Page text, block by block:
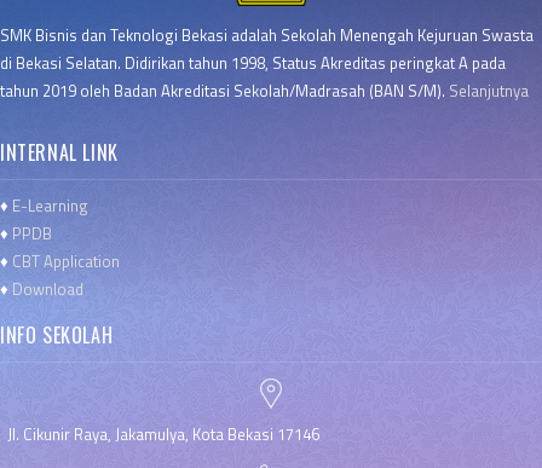
SMK Bisnis dan Teknologi Bekasi adalah Sekolah Menengah Kejuruan Swasta
di Bekasi Selatan. Didirikan tahun 1998, Status Akreditas peringkat A pada
tahun 2019 oleh Badan Akreditasi Sekolah/Madrasah (BAN S/M). Selanjutnya
INTERNAL LINK
♦ E-Learning
♦ PPDB
♦ CBT Application
♦ Download
INFO SEKOLAH
Jl. Cikunir Raya, Jakamulya, Kota Bekasi 17146